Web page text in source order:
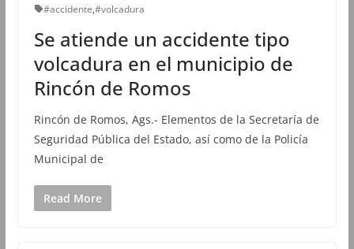
#accidente,#volcadura
Se atiende un accidente tipo
volcadura en el municipio de
Rincón de Romos
Rincón de Romos, Ags.- Elementos de la Secretaría de
Seguridad Pública del Estado, así como de la Policía
Municipal de
Read More